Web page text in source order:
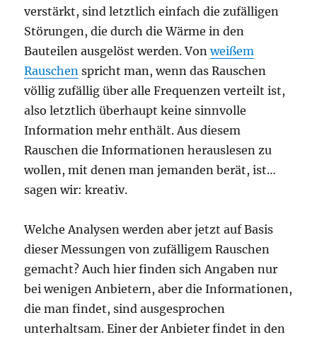
verstärkt, sind letztlich einfach die zufälligen
Störungen, die durch die Wärme in den
Bauteilen ausgelöst werden. Vonweißem
Rauschen spricht man, wenn das Rauschen
völlig zufällig über alle Frequenzen verteilt ist,
also letztlich überhaupt keine sinnvolle
Information mehr enthält. Aus diesem
Rauschen die Informationen herauslesen zu
wollen, mit denen man jemanden berät, ist…
sagen wir: kreativ.
Welche Analysen werden aber jetzt auf Basis
dieser Messungen von zufälligem Rauschen
gemacht? Auch hier finden sich Angaben nur
bei wenigen Anbietern, aber die Informationen,
die man findet, sind ausgesprochen
unterhaltsam. Einer der Anbieter findet in den